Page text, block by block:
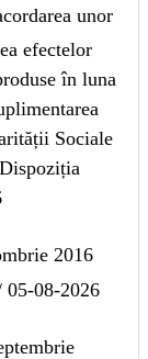
unor
efectelor
în luna
Sociale
2016
08-2026